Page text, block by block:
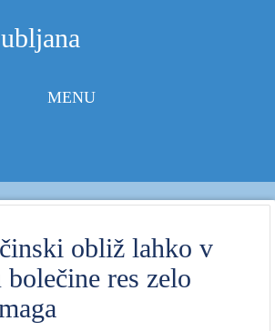
MENU
obliž lahko v
bolečine res zelo